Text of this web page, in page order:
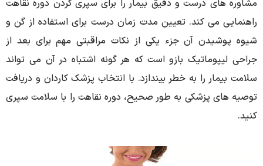
مشاوره های درست و دقیق بیمار را برای سپری کردن دوره نقاهت
راهنمایی می کند. تعیین مدت زمان درست برای استفاده از گن و
شیوه پوشیدن آن جزء یکی از نکات مراقبتی مهم برای بعد از
جراحی لیپوماتیک بازو است که هر گونه اشتباه در آن می تواند
سلامت بیمار را به خطر بیندازد. با انتخاب پزشک کاردان و دریافت
توصیه های پزشکی به طور صحیح، دوره نقاهت را با سلامت سپری
کنید.